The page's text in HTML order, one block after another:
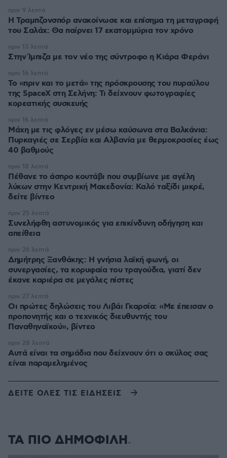
Η Τραμπζονσπόρ ανακοίνωσε και επίσημα τη μεταγραφή
του Σαλάχ: Θα παίρνει 17 εκατομμύρια τον χρόνο
πριν 9 λεπτά
Στην Ίμπιζα με τον νέο της σύντροφο η Κιάρα Φεράνι
πριν 13 λεπτά
Το «πριν και το μετά» της πρόσκρουσης του πυραύλου
της SpaceX στη Σελήνη: Τι δείχνουν φωτογραφίες
κορεατικής συσκευής
πριν 16 λεπτά
Μάχη με τις φλόγες εν μέσω καύσωνα στα Βαλκάνια:
Πυρκαγιές σε Σερβία και Αλβανία με θερμοκρασίες έως
40 βαθμούς
πριν 16 λεπτά
Πέθανε το άσπρο κουτάβι που συμβίωνε με αγέλη
λύκων στην Κεντρική Μακεδονία: Καλό ταξίδι μικρέ,
δείτε βίντεο
πριν 18 λεπτά
Συνελήφθη αστυνομικός για επικίνδυνη οδήγηση και
απείθεια
πριν 25 λεπτά
Δημήτρης Ξανθάκης: Η γνήσια λαϊκή φωνή, οι
συνεργασίες, τα κορυφαία του τραγούδια, γιατί δεν
έκανε καριέρα σε μεγάλες πίστες
πριν 26 λεπτά
Οι πρώτες δηλώσεις του Λιβάι Γκαρσία: «Με έπεισαν ο
προπονητής και ο τεχνικός διευθυντής του
Παναθηναϊκού», βίντεο
πριν 27 λεπτά
Αυτά είναι τα σημάδια που δείχνουν ότι ο σκύλος σας
είναι παραμελημένος
πριν 28 λεπτά
ΔΕΙΤΕ ΟΛΕΣ ΤΙΣ ΕΙΔΗΣΕΙΣ
ΤΑ ΠΙΟ ΔΗΜΟΦΙΛΗ